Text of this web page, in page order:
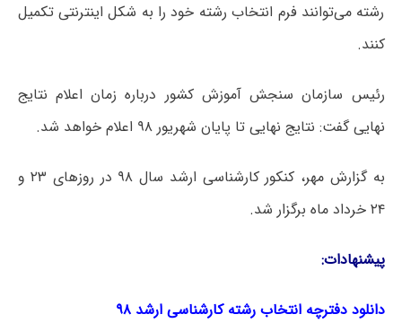
رشته می‌توانند فرم انتخاب رشته خود را به شکل اینترنتی تکمیل
کنند.
رئیس سازمان سنجش آموزش کشور درباره زمان اعلام نتایج
نهایی گفت: نتایج نهایی تا پایان شهریور ۹۸ اعلام خواهد شد.
به گزارش مهر، کنکور کارشناسی ارشد سال ۹۸ در روزهای ۲۳ و
۲۴ خرداد ماه برگزار شد.
پیشنهادات:
دانلود دفترچه انتخاب رشته کارشناسی ارشد ۹۸